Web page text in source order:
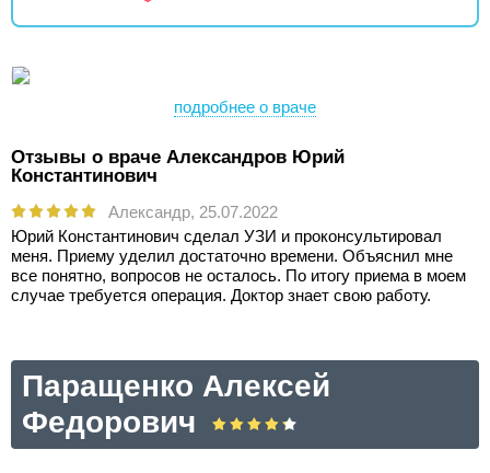
подробнее о враче
Отзывы о враче Александров Юрий
Константинович
Александр, 25.07.2022
Юрий Константинович сделал УЗИ и проконсультировал
меня. Приему уделил достаточно времени. Объяснил мне
все понятно, вопросов не осталось. По итогу приема в моем
случае требуется операция. Доктор знает свою работу.
Паращенко Алексей
Федорович